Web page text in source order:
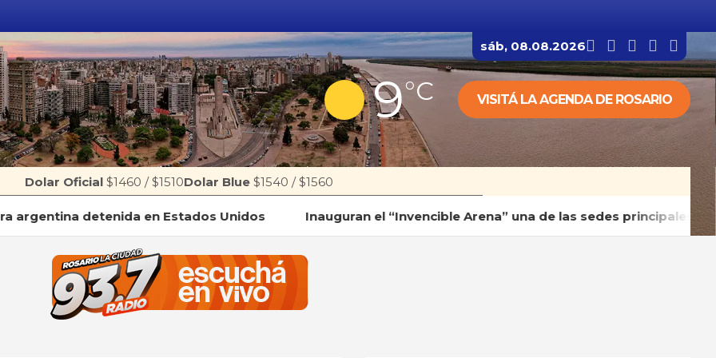
sáb, 08.08.2026
9°C VISITÁ LA AGENDA DE ROSARIO
Dolar Oficial $1460 / $1510Dolar Blue $1540 / $1560
detenida en Estados Unidos Inauguran el “Invencible Arena” una de las sedes principales de los